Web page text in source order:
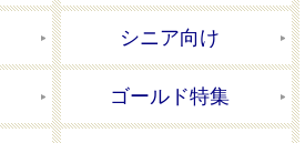
シニア向け
ゴールド特集